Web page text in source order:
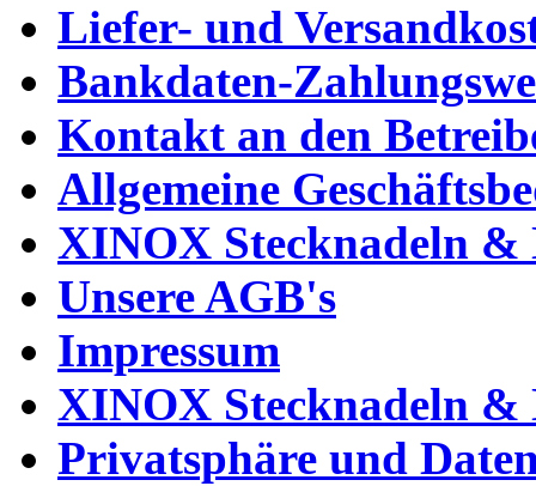
Liefer- und
Bankdaten-
Kontakt an den
Allgemeine
XINOX Stecknadeln
Unsere AGB's
Impressum
XINOX Stecknadeln
Privatsphäre und